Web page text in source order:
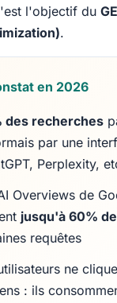
l'objectif du
.
en 2026
des recherches
par une
Perplexity,
Overviews de
jusqu'à 60%
requêtes
ne
: ils